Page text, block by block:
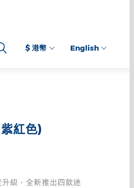
$ 港幣 English
紅色)
級，全新推出四款迷